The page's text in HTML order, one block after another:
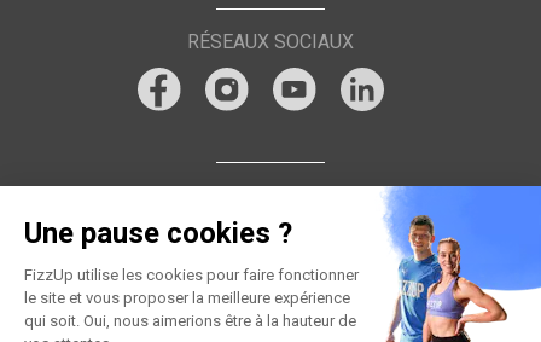
RÉSEAUX SOCIAUX
Une pause cookies ?
FizzUp utilise les cookies pour faire fonctionner
le site et vous proposer la meilleure expérience
qui soit. Oui, nous aimerions être à la hauteur de